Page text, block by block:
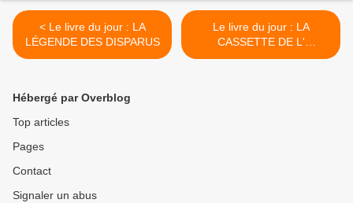
< Le livre du jour : LA
LÉGENDE DES DISPARUS
Le livre du jour : LA
CASSETTE DE L'
EMPEREUR >
Hébergé par Overblog
Top articles
Pages
Contact
Signaler un abus